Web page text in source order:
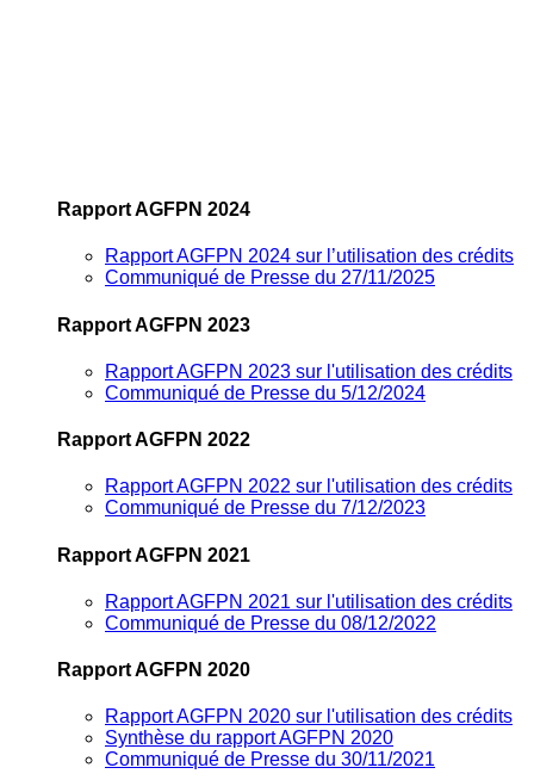
Rapport AGFPN 2024
Rapport AGFPN 2024 sur l’utilisation des crédits
Communiqué de Presse du 27/11/2025
Rapport AGFPN 2023
Rapport AGFPN 2023 sur l'utilisation des crédits
Communiqué de Presse du 5/12/2024
Rapport AGFPN 2022
Rapport AGFPN 2022 sur l'utilisation des crédits
Communiqué de Presse du 7/12/2023
Rapport AGFPN 2021
Rapport AGFPN 2021 sur l'utilisation des crédits
Communiqué de Presse du 08/12/2022
Rapport AGFPN 2020
Rapport AGFPN 2020 sur l'utilisation des crédits
Synthèse du rapport AGFPN 2020
Communiqué de Presse du 30/11/2021